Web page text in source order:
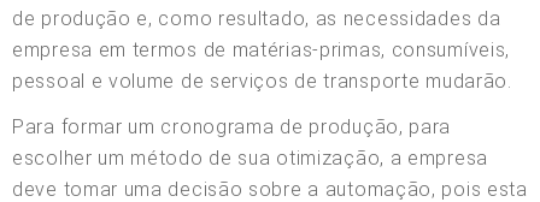
de produção e, como resultado, as necessidades da
empresa em termos de matérias-primas, consumíveis,
pessoal e volume de serviços de transporte mudarão.
Para formar um cronograma de produção, para
escolher um método de sua otimização, a empresa
deve tomar uma decisão sobre a automação, pois esta